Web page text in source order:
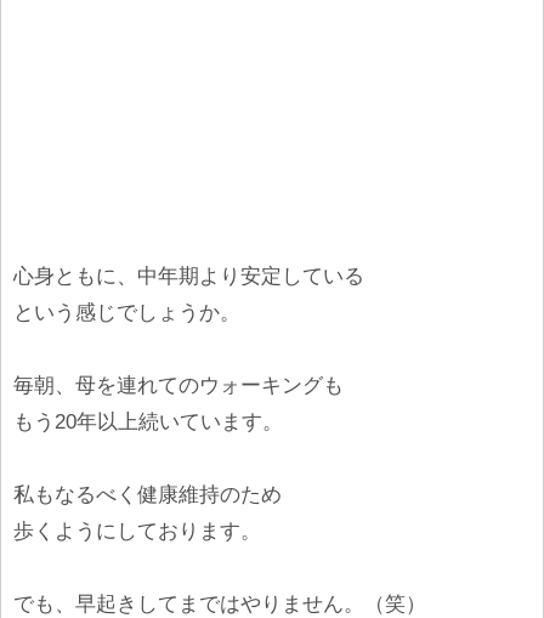
心身ともに、中年期より安定している
という感じでしょうか。
毎朝、母を連れてのウォーキングも
もう20年以上続いています。
私もなるべく健康維持のため
歩くようにしております。
でも、早起きしてまではやりません。（笑）